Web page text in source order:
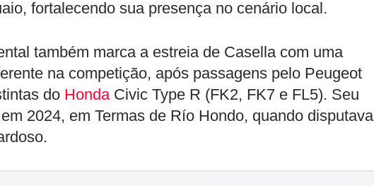
fortalecendo sua presença no cenário local.
também marca a estreia de Casella com uma
na competição, após passagens pelo Peugeot
do Honda Civic Type R (FK2, FK7 e FL5). Seu
2024, em Termas de Río Hondo, quando disputava